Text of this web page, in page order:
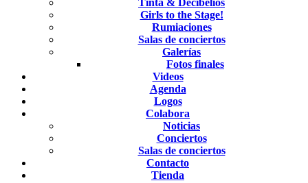
Tinta & Decibelios
Girls to the Stage!
Rumiaciones
Salas de conciertos
Galerías
Fotos finales
Videos
Agenda
Logos
Colabora
Noticias
Conciertos
Salas de conciertos
Contacto
Tienda